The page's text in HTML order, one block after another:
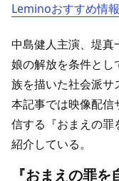
Leminoおすすめ情報
中島健人主演、堤真
娘の解放を条件とし
族を描いた社会派サ
本記事では映像配
信する『おまえの罪
紹介している。
『おまえの罪